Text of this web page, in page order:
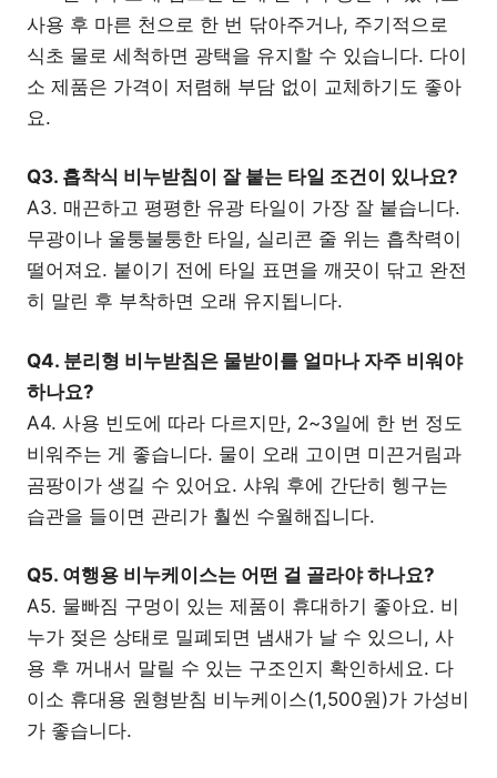
사용 후 마른 천으로 한 번 닦아주거나, 주기적으로
식초 물로 세척하면 광택을 유지할 수 있습니다. 다이
소 제품은 가격이 저렴해 부담 없이 교체하기도 좋아
요.
Q3. 흡착식 비누받침이 잘 붙는 타일 조건이 있나요?
A3. 매끈하고 평평한 유광 타일이 가장 잘 붙습니다.
무광이나 울퉁불퉁한 타일, 실리콘 줄 위는 흡착력이
떨어져요. 붙이기 전에 타일 표면을 깨끗이 닦고 완전
히 말린 후 부착하면 오래 유지됩니다.
Q4. 분리형 비누받침은 물받이를 얼마나 자주 비워야
하나요?
A4. 사용 빈도에 따라 다르지만, 2~3일에 한 번 정도
비워주는 게 좋습니다. 물이 오래 고이면 미끈거림과
곰팡이가 생길 수 있어요. 샤워 후에 간단히 헹구는
습관을 들이면 관리가 훨씬 수월해집니다.
Q5. 여행용 비누케이스는 어떤 걸 골라야 하나요?
A5. 물빠짐 구멍이 있는 제품이 휴대하기 좋아요. 비
누가 젖은 상태로 밀폐되면 냄새가 날 수 있으니, 사
용 후 꺼내서 말릴 수 있는 구조인지 확인하세요. 다
이소 휴대용 원형받침 비누케이스(1,500원)가 가성비
가 좋습니다.